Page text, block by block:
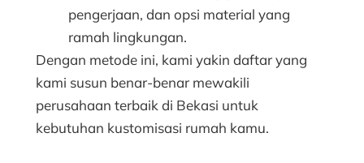
pengerjaan, dan opsi material yang
ramah lingkungan.
Dengan metode ini, kami yakin daftar yang
kami susun benar-benar mewakili
perusahaan terbaik di Bekasi untuk
kebutuhan kustomisasi rumah kamu.